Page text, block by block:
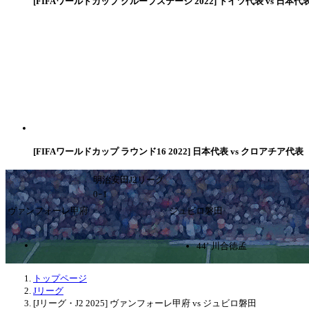
[FIFAワールドカップ ラウンド16 2022] 日本代表 vs クロアチア代表
明治安田J2リーグ
0ｰ1
ヴァンフォーレ甲府
ジュビロ磐田
44’ 川合徳孟
トップページ
Jリーグ
[Jリーグ・J2 2025] ヴァンフォーレ甲府 vs ジュビロ磐田